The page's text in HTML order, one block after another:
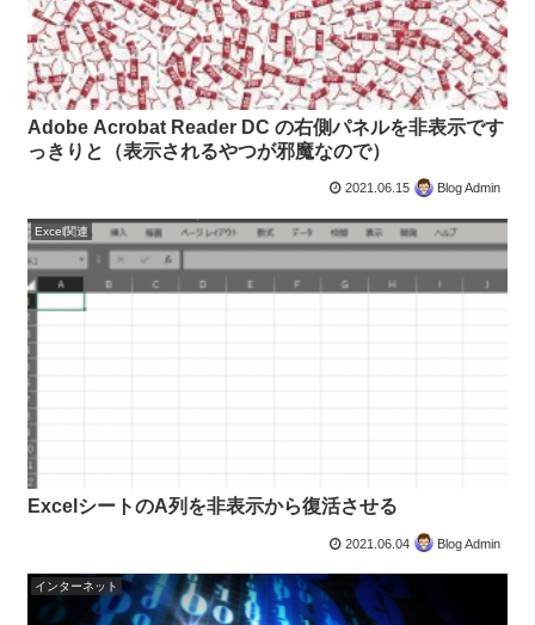
Adobe Acrobat Reader DC の右側パネルを非表示です
っきりと（表示されるやつが邪魔なので）
2021.06.15 Blog Admin
Excel関連
ExcelシートのA列を非表示から復活させる
2021.06.04 Blog Admin
インターネット